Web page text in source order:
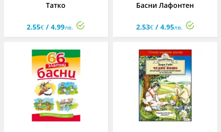
Татко
2.55€ / 4.99лв.
Басни Лафонтен
2.53€/ 4.95лв.